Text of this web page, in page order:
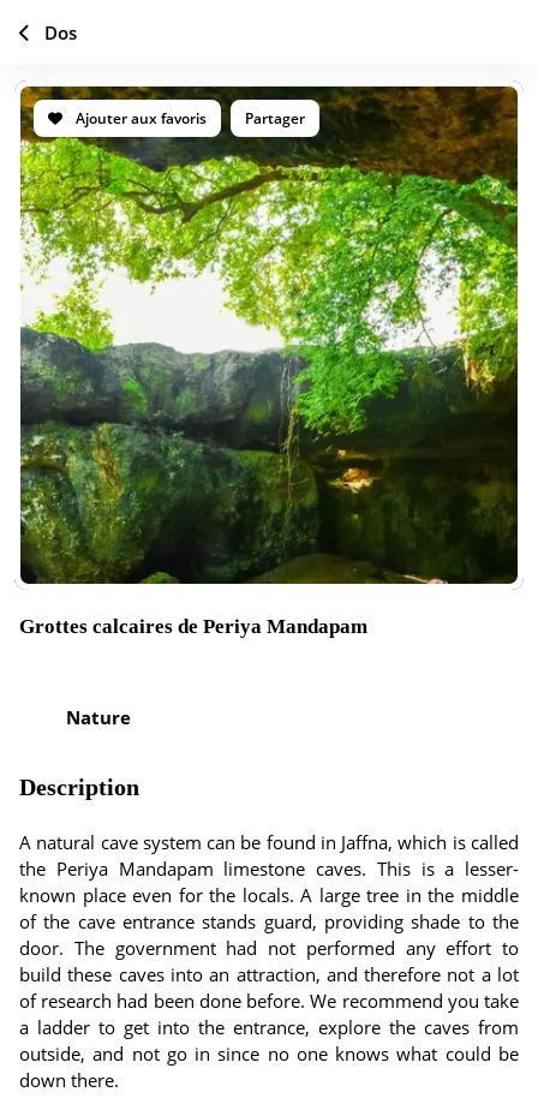
Ajouter aux favoris Partager
Grottes calcaires de Periya Mandapam
Nature
Description
A natural cave system can be found in Jaffna, which is called
the Periya Mandapam limestone caves. This is a lesser-
known place even for the locals. A large tree in the middle
of the cave entrance stands guard, providing shade to the
door. The government had not performed any effort to
build these caves into an attraction, and therefore not a lot
of research had been done before. We recommend you take
a ladder to get into the entrance, explore the caves from
outside, and not go in since no one knows what could be
down there.
Dos